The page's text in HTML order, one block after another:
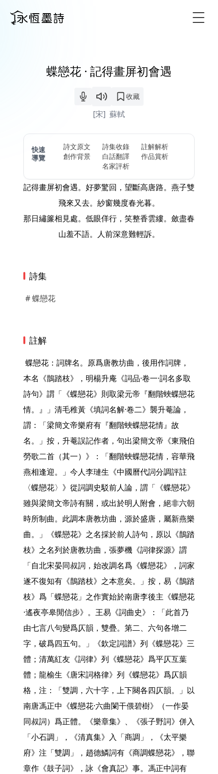
蝶戀花 · 記得畫屏初會遇
收藏
[宋] 蘇軾
快速
導覽
詩文原文 詩集收錄
註解解析
創作背景
白話翻譯
作品賞析
名家評析
記得畫屏初會遇。好夢驚回，望斷高唐路。燕子雙
飛來又去。紗窗幾度春光暮。
那日繡簾相見處。低眼佯行，笑整香雲縷。斂盡春
山羞不語。人前深意難輕訴。
詩集
# 蝶戀花
註解
本名《鵲踏枝》，明楊升庵《詞品·卷一·詞名多取
詩句》謂「《蝶戀花》則取梁元帝『翻階蛺蝶戀花
情。』」清毛稚黃《填詞名解·卷二》襲升菴論，
謂：「梁簡文帝樂府有『翻階蛺蝶戀花情』故
名。」按，升菴誤記作者，句出梁簡文帝《東飛伯
勞歌二首（其一）》：「翻階蛺蝶戀花情，容華飛
燕相逢迎。」今人李璉生《中國曆代詞分調評註
〈蝶戀花〉》從詞調史駁前人論，謂「《蝶戀花》
雖與梁簡文帝詩有關，或出於明人附會，絕非六朝
時所制曲。此調本唐教坊曲，源於盛唐，屬新燕樂
曲。」《蝶戀花》之名採於前人詩句，原以《鵲踏
枝》之名列於唐教坊曲，張夢機《詞律探源》謂
「自北宋晏同叔詞，始改調名爲《蝶戀花》，詞家
遂不復知有《鵲踏枝》之本意矣。」按，易《鵲踏
枝》爲「蝶戀花」之作實始於南唐李後主《蝶戀花
·遙夜亭皋閒信步》。王易《詞曲史》：「此首乃
由七言八句變爲仄韻，雙疊。第二、六句各增二
字，破爲四五句。」《欽定詞譜》列《蝶戀花》三
體；清萬紅友《詞律》列《蝶戀花》爲平仄互葉
體；龍榆生《唐宋詞格律》列《蝶戀花》爲仄韻
格，注：「雙調，六十字，上下闋各四仄韻。」以
南唐馮正中《蝶戀花·六曲闌干偎碧樹》（一作晏
同叔詞）爲正體。《樂章集》、《張子野詞》併入
「小石調」，《清真集》入「商調」，《太平樂
府》注「雙調」，趙德鱗詞有《商調蝶戀花》，聯
章作《鼓子詞》，詠《會真記》事。馮正中詞有